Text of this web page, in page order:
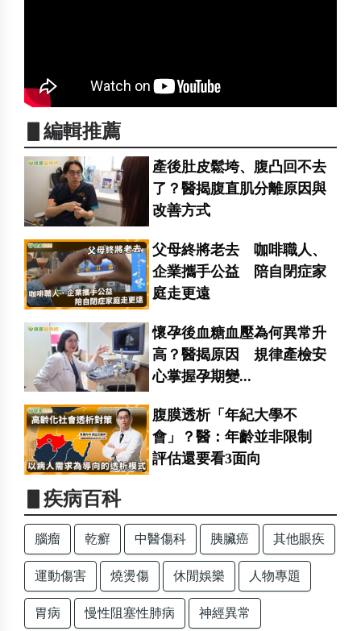
▋編輯推薦
產後肚皮鬆垮、腹凸回不去
了？醫揭腹直肌分離原因與
改善方式
父母終將老去 咖啡職人、
企業攜手公益 陪自閉症家
庭走更遠
懷孕後血糖血壓為何異常升
高？醫揭原因 規律產檢安
心掌握孕期變...
腹膜透析「年紀大學不
會」？醫：年齡並非限制
評估還要看3面向
▋疾病百科
腦瘤 乾癬 中醫傷科 胰臟癌 其他眼疾
運動傷害 燒燙傷 休閒娛樂 人物專題
胃病 慢性阻塞性肺病 神經異常